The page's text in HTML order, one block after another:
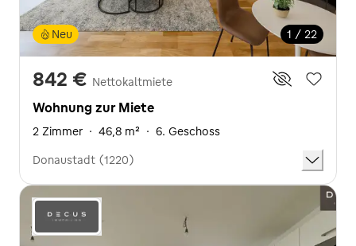
1 / 22
Neu
842 € Nettokaltmiete
Wohnung zur Miete
2 Zimmer · 46,8 m² · 6. Geschoss
Donaustadt (1220)